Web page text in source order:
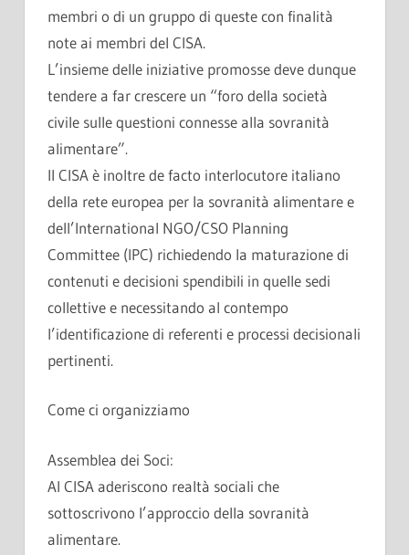
membri o di un gruppo di queste con finalità
note ai membri del CISA.
L’insieme delle iniziative promosse deve dunque
tendere a far crescere un “foro della società
civile sulle questioni connesse alla sovranità
alimentare”.
Il CISA è inoltre de facto interlocutore italiano
della rete europea per la sovranità alimentare e
dell’International NGO/CSO Planning
Committee (IPC) richiedendo la maturazione di
contenuti e decisioni spendibili in quelle sedi
collettive e necessitando al contempo
l’identificazione di referenti e processi decisionali
pertinenti.
Come ci organizziamo
Assemblea dei Soci:
Al CISA aderiscono realtà sociali che
sottoscrivono l’approccio della sovranità
alimentare.